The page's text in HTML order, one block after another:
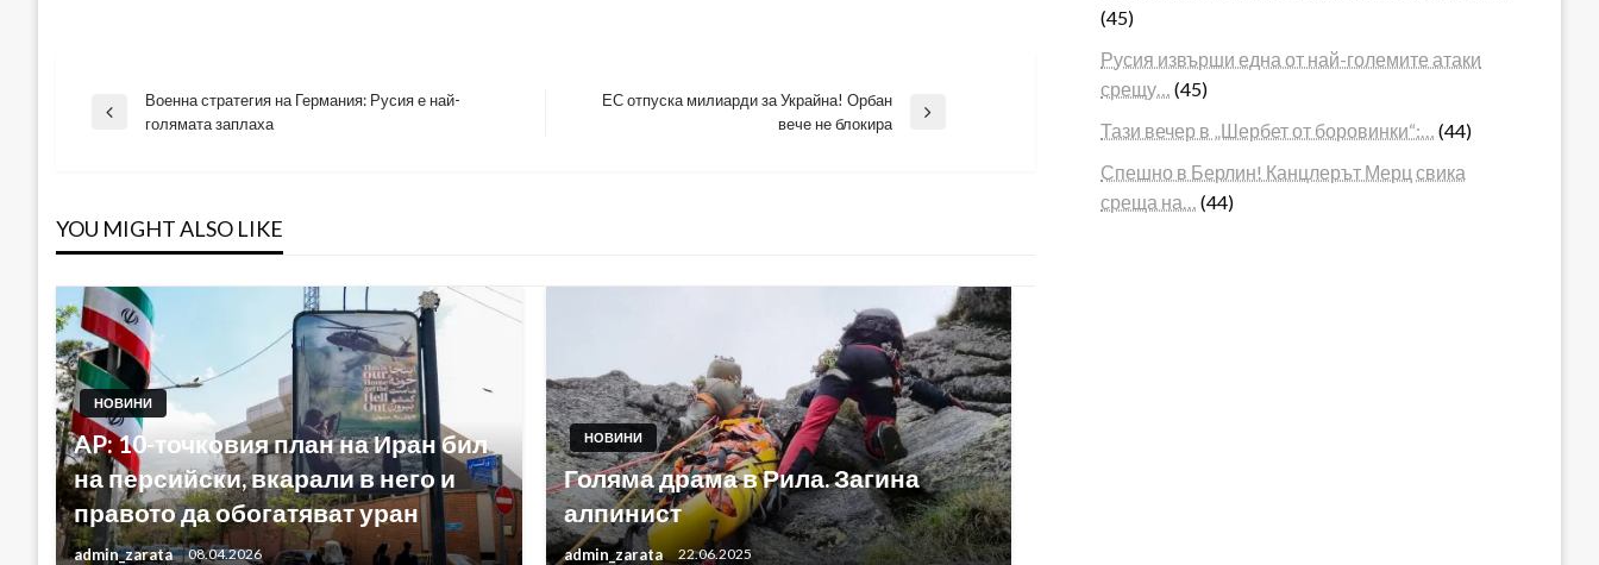
Навигация
Previous
Военна стратегия на Германия: Русия е най-
голямата заплаха
ЕС отпуска милиарди за Украйна! Орбан
вече не блокира
YOU MIGHT ALSO LIKE
НОВИНИ
AP: 10-точковия план на Иран бил
на персийски, вкарали в него и
правото да обогатяват уран
admin_zarata 08.04.2026
НОВИНИ
Голяма драма в Рила. Загина
алпинист
admin_zarata 22.06.2025
(45)
Русия извърши една от най-големите атаки
срещу…
(45)
Тази вечер в „Шербет от боровинки“:…
(44)
Спешно в Берлин! Канцлерът Мерц свика
среща на…
(44)